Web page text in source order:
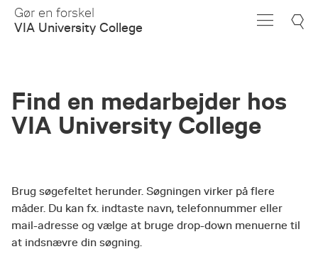
Skip
Main
Gør en forskel
VIA University College
Find en medarbejder hos
VIA University College
Brug søgefeltet herunder. Søgningen virker på flere
måder. Du kan fx. indtaste navn, telefonnummer eller
mail-adresse og vælge at bruge drop-down menuerne til
at indsnævre din søgning.